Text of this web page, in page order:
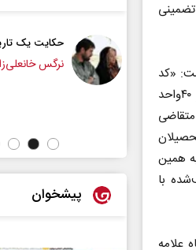
«کد
رشته‌ها در مقاطع کارشناسی به‌صورت حرفه‌ای برگزار خواهد شد که در آن حداکثر ۴۰‌واحد
نیاز متقاضی
همین
با
علامه
یک تاریخ و دو زندگی
- روزنامه‌نگار
پیشخوان